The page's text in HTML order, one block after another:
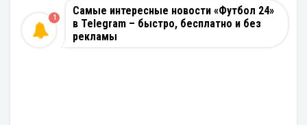
Самые интересные новости «Футбол 24»
в Telegram – быстро, бесплатно и без
рекламы
1